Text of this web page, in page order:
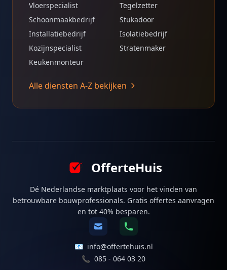
Vloerspecialist
Tegelzetter
Schoonmaakbedrijf
Stukadoor
Installatiebedrijf
Isolatiebedrijf
Kozijnspecialist
Stratenmaker
Keukenmonteur
Alle diensten A-Z bekijken
OfferteHuis
Dé Nederlandse marktplaats voor het vinden van
betrouwbare bouwprofessionals. Gratis offertes aanvragen
en tot 40% besparen.
📧 info@offertehuis.nl
📞 085 - 064 03 20